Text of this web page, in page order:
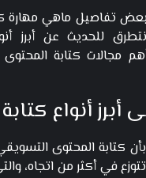
تفاصيل ماهي مهارة
للحديث عن أبرز
مجالات كتابة
أنواع
كتابة المحتوى
في أكثر من اتجاه،